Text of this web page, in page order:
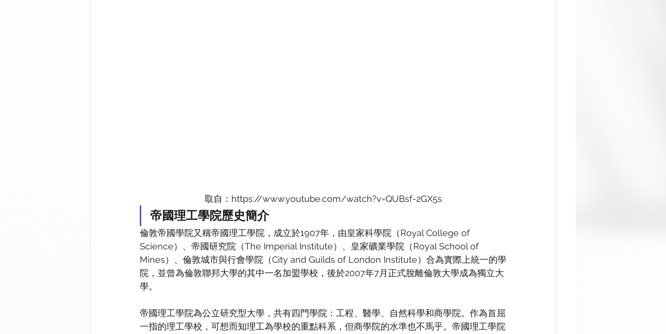
取自：https://www.youtube.com/watch?v=QUBsf-2GX5s
帝國理工學院歷史簡介
倫敦帝國學院又稱帝國理工學院，成立於1907年，由皇家科學院（Royal College of
Science）、帝國研究院（The Imperial Institute）、皇家礦業學院（Royal School of
Mines）、倫敦城市與行會學院（City and Guilds of London Institute）合為實際上統一的學
院，並曾為倫敦聯邦大學的其中一名加盟學校，後於2007年7月正式脫離倫敦大學成為獨立大
學。
帝國理工學院為公立研究型大學，共有四門學院：工程、醫學、自然科學和商學院。作為首屈
一指的理工學校，可想而知理工為學校的重點科系，但商學院的水準也不馬乎。帝國理工學院